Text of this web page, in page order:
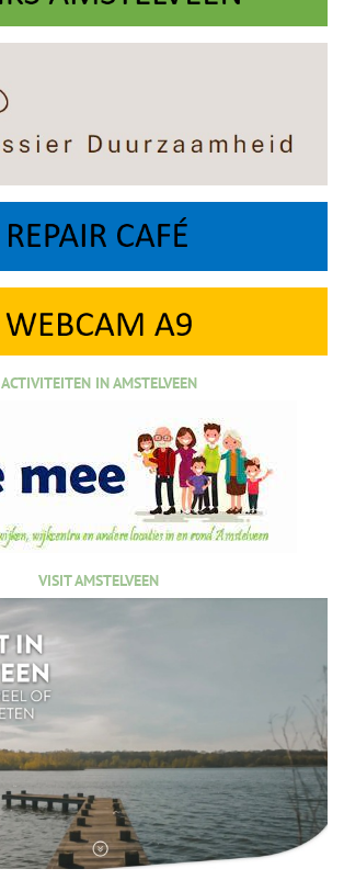
ACTIVITEITEN IN AMSTELVEEN
VISIT AMSTELVEEN